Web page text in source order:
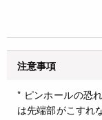
注意事項
* ピンホールの恐
は先端部がこすれ